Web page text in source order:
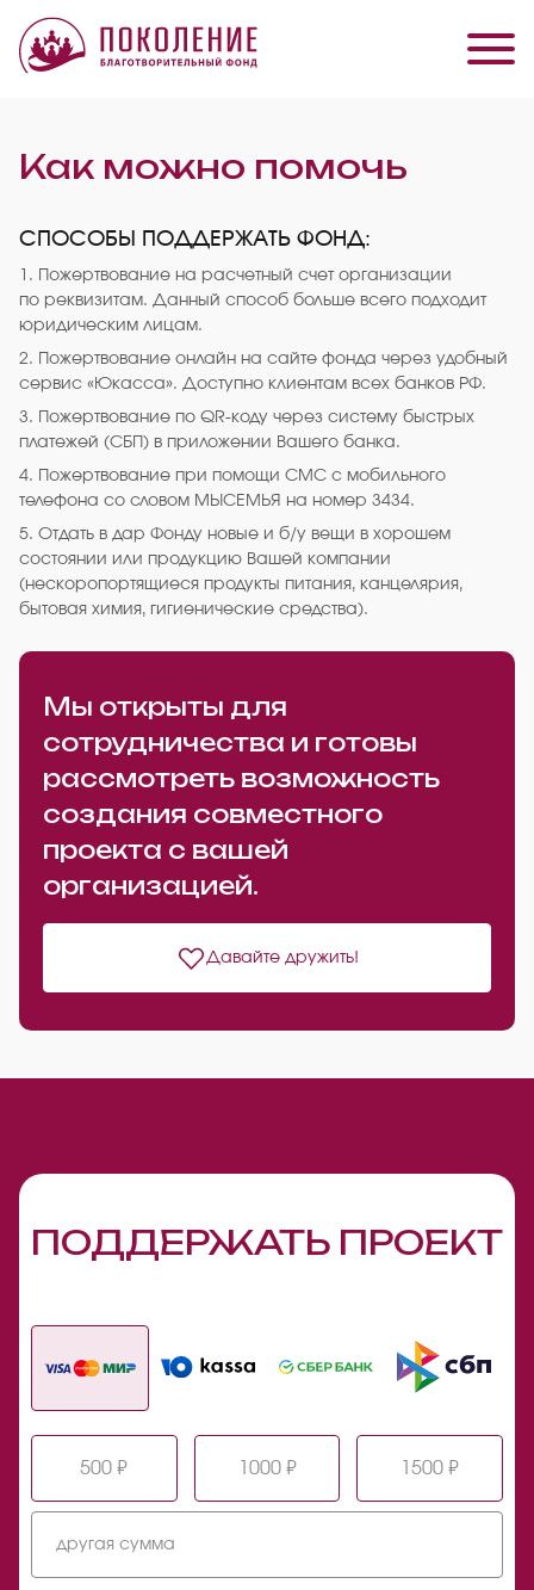
Как можно помочь
СПОСОБЫ ПОДДЕРЖАТЬ ФОНД:
1. Пожертвование на расчетный счет организации
по реквизитам. Данный способ больше всего подходит
юридическим лицам.
2. Пожертвование онлайн на сайте фонда через удобный
сервис «Юкасса». Доступно клиентам всех банков РФ.
3. Пожертвование по QR-коду через систему быстрых
платежей (СБП) в приложении Вашего банка.
4. Пожертвование при помощи СМС с мобильного
телефона со словом МЫСЕМЬЯ на номер 3434.
5. Отдать в дар Фонду новые и б/у вещи в хорошем
состоянии или продукцию Вашей компании
(нескоропортящиеся продукты питания, канцелярия,
бытовая химия, гигиенические средства).
Мы открыты для
сотрудничества и готовы
рассмотреть возможность
создания совместного
проекта с вашей
организацией.
Давайте дружить!
ПОДДЕРЖАТЬ ПРОЕКТ
500 ₽ 1000 ₽ 1500 ₽